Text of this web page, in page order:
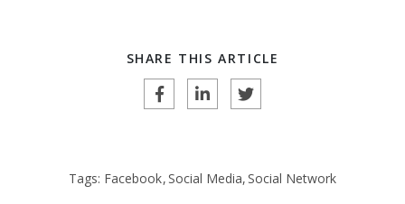
SHARE THIS ARTICLE
Tags: Facebook Social Media Social Network